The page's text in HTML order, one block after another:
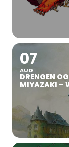
07
AUG
DRENGEN
MIYAZAKI –